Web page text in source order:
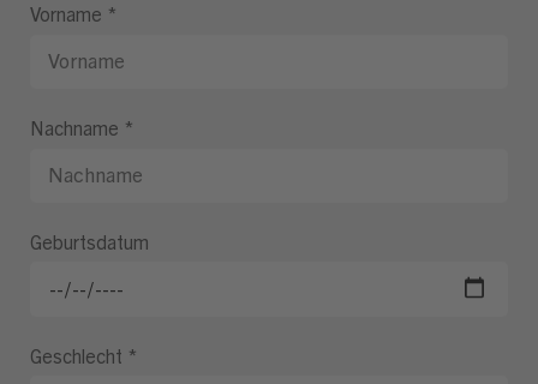
Vorname *
Nachname *
Geburtsdatum
Geschlecht *